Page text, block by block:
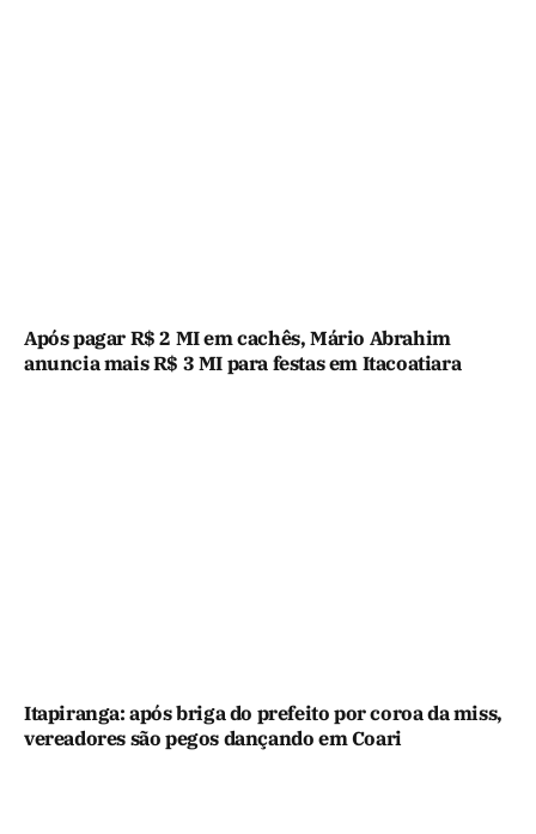
Após pagar R$ 2 MI em cachês, Mário Abrahim
anuncia mais R$ 3 MI para festas em Itacoatiara
Itapiranga: após briga do prefeito por coroa da miss,
vereadores são pegos dançando em Coari